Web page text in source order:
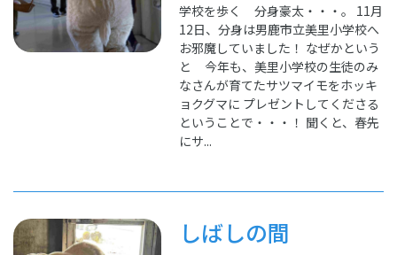
学校を歩く 分身豪太・・・。 11月
12日、分身は男鹿市立美里小学校へ
お邪魔していました！ なぜかという
と 今年も、美里小学校の生徒のみ
なさんが育てたサツマイモをホッキ
ョクグマに プレゼントしてくださる
ということで・・・！ 聞くと、春先
にサ...
しばしの間